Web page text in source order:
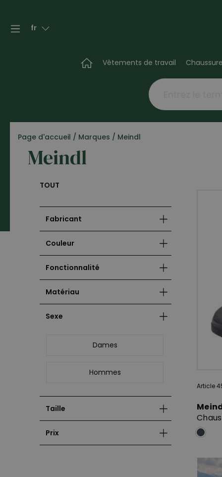
fr
Vêtements de travail
Page d'accueil / Marques / Meindl
Meindl
TOUT
Fabricant
Couleur
Fonctionnalité
Matériau
Sexe
Dames
Hommes
Taille
Prix
Article